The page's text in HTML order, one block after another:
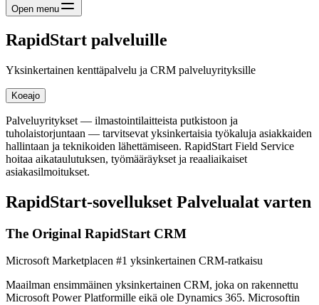
Open menu
RapidStart palveluille
Yksinkertainen kenttäpalvelu ja CRM palveluyrityksille
Koeajo
Palveluyritykset — ilmastointilaitteista putkistoon ja
tuholaistorjuntaan — tarvitsevat yksinkertaisia työkaluja asiakkaiden
hallintaan ja teknikoiden lähettämiseen. RapidStart Field Service
hoitaa aikataulutuksen, työmääräykset ja reaaliaikaiset
asiakasilmoitukset.
RapidStart-sovellukset Palvelualat varten
The Original RapidStart CRM
Microsoft Marketplacen #1 yksinkertainen CRM-ratkaisu
Maailman ensimmäinen yksinkertainen CRM, joka on rakennettu
Microsoft Power Platformille eikä ole Dynamics 365. Microsoftin